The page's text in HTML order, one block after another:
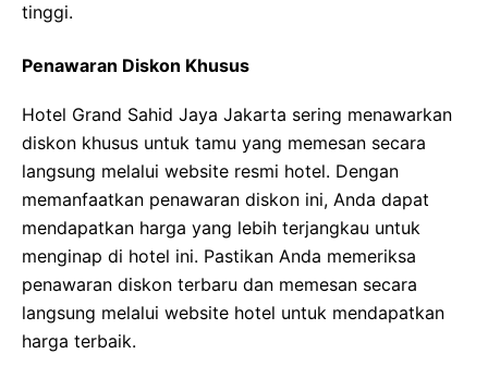
tinggi.
Penawaran Diskon Khusus
Hotel Grand Sahid Jaya Jakarta sering menawarkan
diskon khusus untuk tamu yang memesan secara
langsung melalui website resmi hotel. Dengan
memanfaatkan penawaran diskon ini, Anda dapat
mendapatkan harga yang lebih terjangkau untuk
menginap di hotel ini. Pastikan Anda memeriksa
penawaran diskon terbaru dan memesan secara
langsung melalui website hotel untuk mendapatkan
harga terbaik.